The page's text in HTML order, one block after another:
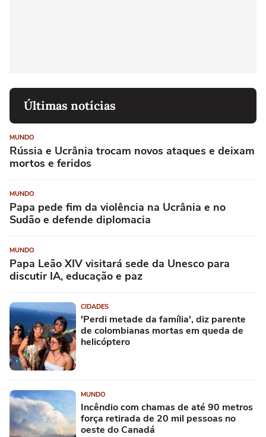
Últimas notícias
MUNDO
Rússia e Ucrânia trocam novos ataques e deixam
mortos e feridos
MUNDO
Papa pede fim da violência na Ucrânia e no
Sudão e defende diplomacia
MUNDO
Papa Leão XIV visitará sede da Unesco para
discutir IA, educação e paz
CIDADES
'Perdi metade da família', diz parente
de colombianas mortas em queda de
helicóptero
MUNDO
Incêndio com chamas de até 90 metros
força retirada de 20 mil pessoas no
oeste do Canadá